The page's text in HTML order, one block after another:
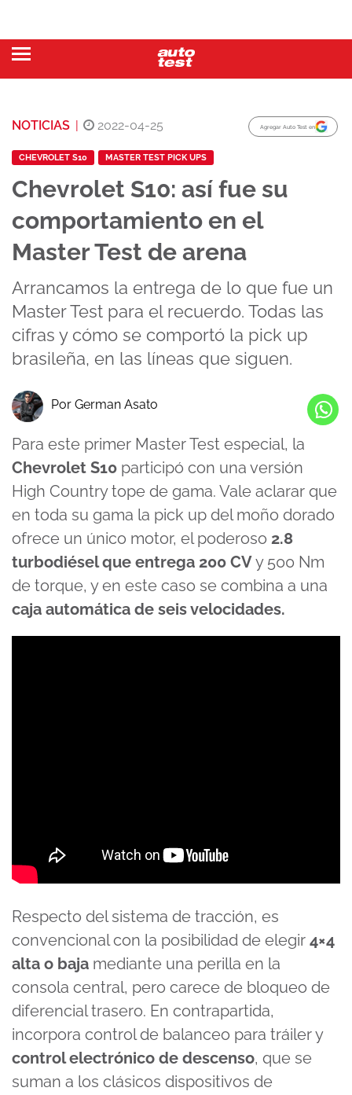
NOTICIAS | 2022-04-25 Agregar Auto Test en
CHEVROLET S10 MASTER TEST PICK UPS
Chevrolet S10: así fue su
comportamiento en el
Master Test de arena
Arrancamos la entrega de lo que fue un
Master Test para el recuerdo. Todas las
cifras y cómo se comportó la pick up
brasileña, en las líneas que siguen.
Por German Asato
Para este primer Master Test especial, la
Chevrolet S10 participó con una versión
High Country tope de gama. Vale aclarar que
en toda su gama la pick up del moño dorado
ofrece un único motor, el poderoso 2.8
turbodiésel que entrega 200 CVy 500 Nm
de torque, y en este caso se combina a una
caja automática de seis velocidades.
Respecto del sistema de tracción, es
convencional con la posibilidad de elegir 4×4
alta o baja mediante una perilla en la
consola central, pero carece de bloqueo de
diferencial trasero. En contrapartida,
incorpora control de balanceo para tráiler y
control electrónico de descenso, que se
suman a los clásicos dispositivos de